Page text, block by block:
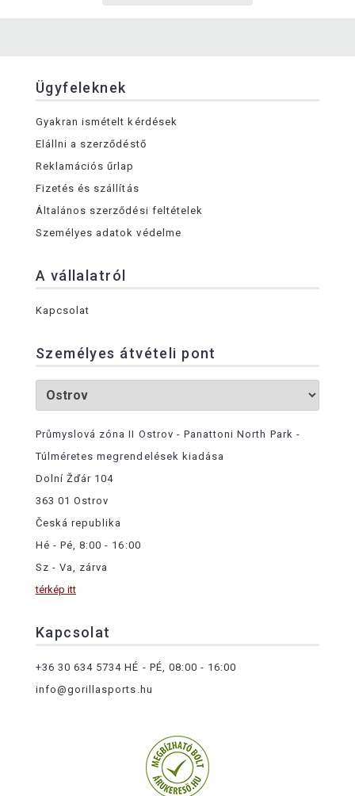
Ügyfeleknek
Gyakran ismételt kérdések
Elállni a szerződéstő
Reklamációs űrlap
Fizetés és szállítás
Általános szerződési feltételek
Személyes adatok védelme
A vállalatról
Kapcsolat
Személyes átvételi pont
Průmyslová zóna II Ostrov - Panattoni North Park -
Túlméretes megrendelések kiadása
Dolní Žďár 104
363 01 Ostrov
Česká republika
Hé - Pé, 8:00 - 16:00
Sz - Va, zárva
térkép itt
Kapcsolat
+36 30 634 5734 HÉ - PÉ, 08:00 - 16:00
info@gorillasports.hu